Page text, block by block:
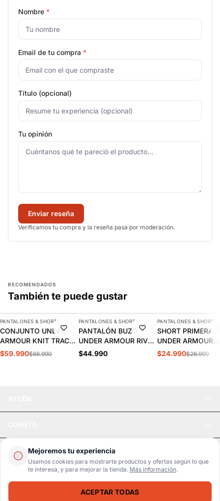
Mejoremos tu experiencia
Usamos cookies para mostrarte productos y ofertas según lo que
te interesa, y para mejorar la tienda. Más información.
ACEPTAR TODAS
Nombre *
Email de tu compra *
Título (opcional)
Tu opinión
Enviar reseña
Verificamos tu compra y la reseña pasa por moderación.
RECOMENDADOS
También te puede gustar
-10%
AGREGAR
PANTALONES & SHORTS
CONJUNTO UNDER
ARMOUR KNIT TRACK
SUIT HOMBRE
$59.990$66.990
NUEVO
AGREGAR
PANTALONES & SHORTS
PANTALÓN BUZO
UNDER ARMOUR RIVAL
WOVEN HOMBRE |
$44.990
-7%
PANTALONES & SHORTS
SHORT PRIMERA
UNDER ARMOUR
HEATGEAR
$24.990$26.990
LEGAL
Pago seguro SSL / Datos protegidos
Realsport © 2026